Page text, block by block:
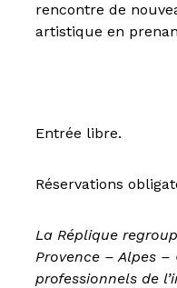
rencontre de
artistique en
Entrée libre.
Réservations
La Réplique
Provence – Alpes –
professionnels de